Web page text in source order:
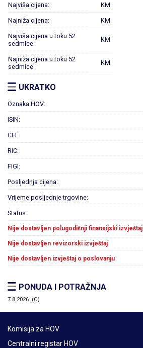
Najviša cijena: KM
Najniža cijena: KM
Najviša cijena u toku 52
sedmice:
KM
Najniža cijena u toku 52
sedmice:
KM
UKRATKO
Oznaka HOV:
ISIN:
CFI:
RIC:
FIGI:
Posljednja cijena:
Vrijeme posljednje trgovine:
Status:
Nije dostavljen polugodišnji finansijski izvještaj
Nije dostavljen revizorski izvještaj
Nije dostavljen izvještaj o poslovanju
PONUDA I POTRAŽNJA
7.8.2026. (C)
Komisija za HOV
Centralni registar HOV